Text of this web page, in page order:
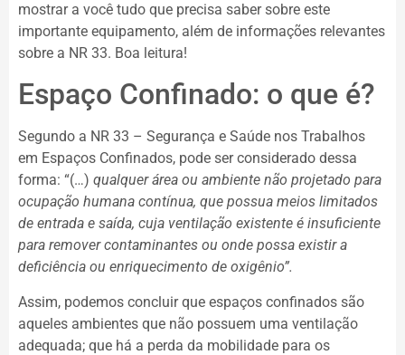
mostrar a você tudo que precisa saber sobre este
importante equipamento, além de informações relevantes
sobre a NR 33. Boa leitura!
Espaço Confinado: o que é?
Segundo a NR 33 – Segurança e Saúde nos Trabalhos
em Espaços Confinados, pode ser considerado dessa
forma: “(…) qualquer área ou ambiente não projetado para
ocupação humana contínua, que possua meios limitados
de entrada e saída, cuja ventilação existente é insuficiente
para remover contaminantes ou onde possa existir a
deficiência ou enriquecimento de oxigênio”.
Assim, podemos concluir que espaços confinados são
aqueles ambientes que não possuem uma ventilação
adequada; que há a perda da mobilidade para os